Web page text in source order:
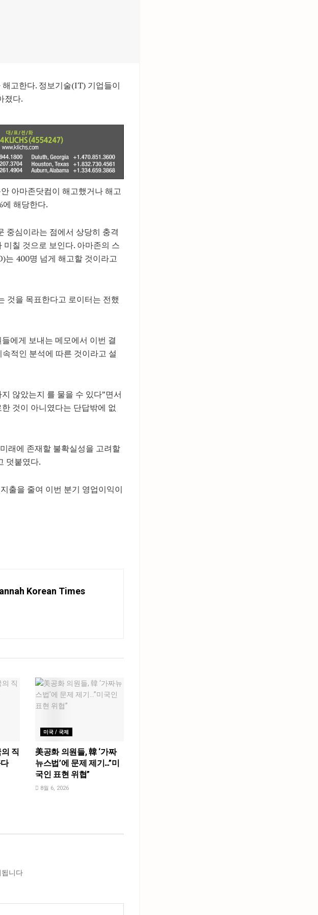
고한다. 정보기술(IT) 기업들이
졌다.
아마존닷컴이 해고했거나 해고
해당한다.
중심이라는 점에서 상당히 충격
칠 것으로 보인다. 아마존의 스
는 400명 넘게 해고할 것이라고
것을 목표한다고 로이터는 전했
에게 보내는 메모에서 이번 결
적인 분석에 따른 것이라고 설
않았는지 를 물을 수 있다”면서
것이 아니였다는 단답밖에 없
래에 존재할 불확실성을 고려할
덧붙였다.
출을 줄여 이번 분기 영업이익이
Korean Times
직
미국 / 국제
美공화 의원들, 韓 ‘가짜
뉴스법’에 문제 제기…”미
국인 표현 위협”
8월 6, 2026
됩니다